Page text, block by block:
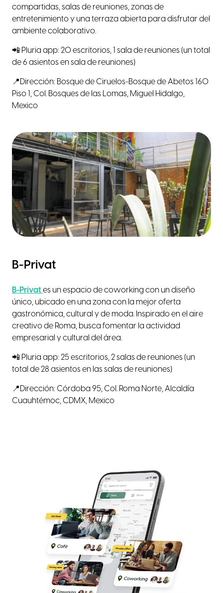
compartidas, salas de reuniones, zonas de
entretenimiento y una terraza abierta para disfrutar del
ambiente colaborativo.
📲 Pluria app: 20 escritorios, 1 sala de reuniones (un total
de 6 asientos en sala de reuniones)
📍Dirección: Bosque de Ciruelos-Bosque de Abetos 160
Piso 1, Col. Bosques de las Lomas, Miguel Hidalgo,
Mexico
B-Privat
B-Privat es un espacio de coworking con un diseño
único, ubicado en una zona con la mejor oferta
gastronómica, cultural y de moda. Inspirado en el aire
creativo de Roma, busca fomentar la actividad
empresarial y cultural del área.
📲 Pluria app: 25 escritorios, 2 salas de reuniones (un
total de 28 asientos en las salas de reuniones)
📍Dirección: Córdoba 95, Col. Roma Norte, Alcaldía
Cuauhtémoc, CDMX, Mexico